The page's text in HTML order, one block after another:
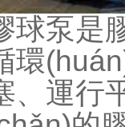
球泵是
環
、